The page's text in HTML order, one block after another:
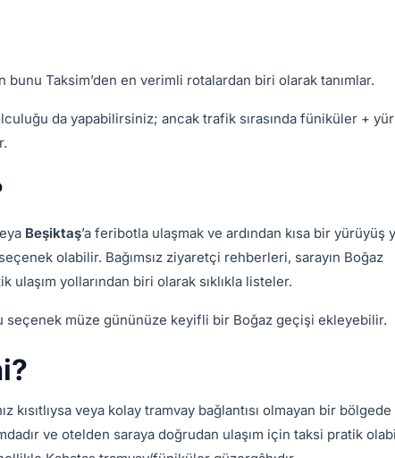
bunu Taksim’den en verimli rotalardan biri olarak tanımlar.
da yapabilirsiniz; ancak trafik sırasında füniküler +
Beşiktaş’a feribotla ulaşmak ve ardından kısa bir yürüyüş
olabilir. Bağımsız ziyaretçi rehberleri, sarayın Boğaz
yollarından biri olarak sıklıkla listeler.
seçenek müze gününüze keyifli bir Boğaz geçişi ekleyebilir.
kısıtlıysa veya kolay tramvay bağlantısı olmayan bir bölgede
ve otelden saraya doğrudan ulaşım için taksi pratik